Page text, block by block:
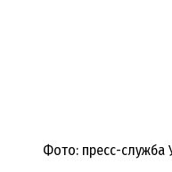
Фото: пресс-служба